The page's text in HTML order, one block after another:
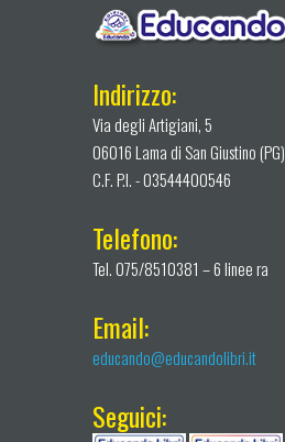
Indirizzo:
Via degli Artigiani, 5
06016 Lama di San Giustino (PG)
C.F. P.I. - 03544400546
Telefono:
Tel. 075/8510381 – 6 linee ra
Email:
educando@educandolibri.it
Seguici: